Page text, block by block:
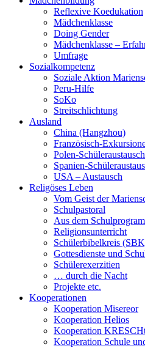
Reflexive Koedukation
Mädchenklasse
Doing Gender
Mädchenklasse –
Umfrage
Sozialkompetenz
Soziale Aktion
Peru-Hilfe
SoKo
Streitschlichtung
Ausland
China (Hangzhou)
Französisch-
Polen-Schüleraustausch
Spanien-
USA – Austausch
Religöses Leben
Vom Geist der
Schulpastoral
Aus dem
Religionsunterricht
Schülerbibelkreis
Gottesdienste und
Schülerexerzitien
… durch die Nacht
Projekte etc.
Kooperationen
Kooperation Misereor
Kooperation Helios
Kooperation
Kooperation Schule